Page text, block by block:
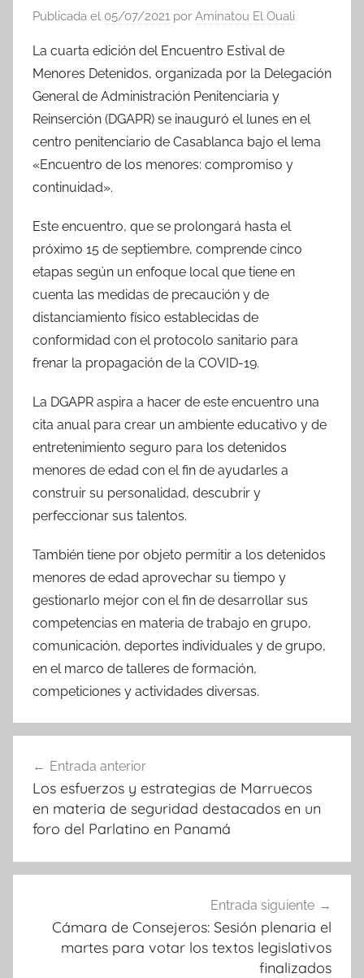
Publicada el 05/07/2021 por Aminatou El Ouali
La cuarta edición del Encuentro Estival de
Menores Detenidos, organizada por la Delegación
General de Administración Penitenciaria y
Reinserción (DGAPR) se inauguró el lunes en el
centro penitenciario de Casablanca bajo el lema
«Encuentro de los menores: compromiso y
continuidad».
Este encuentro, que se prolongará hasta el
próximo 15 de septiembre, comprende cinco
etapas según un enfoque local que tiene en
cuenta las medidas de precaución y de
distanciamiento físico establecidas de
conformidad con el protocolo sanitario para
frenar la propagación de la COVID-19.
La DGAPR aspira a hacer de este encuentro una
cita anual para crear un ambiente educativo y de
entretenimiento seguro para los detenidos
menores de edad con el fin de ayudarles a
construir su personalidad, descubrir y
perfeccionar sus talentos.
También tiene por objeto permitir a los detenidos
menores de edad aprovechar su tiempo y
gestionarlo mejor con el fin de desarrollar sus
competencias en materia de trabajo en grupo,
comunicación, deportes individuales y de grupo,
en el marco de talleres de formación,
competiciones y actividades diversas.
de
entradas
Entrada anterior
Los esfuerzos y estrategias de Marruecos
en materia de seguridad destacados en un
foro del Parlatino en Panamá
Entrada siguiente
Cámara de Consejeros: Sesión plenaria el
martes para votar los textos legislativos
finalizados